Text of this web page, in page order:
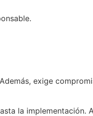
exige
la implementación.